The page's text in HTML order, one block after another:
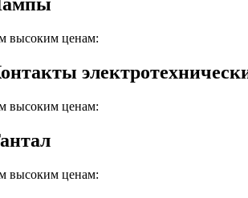
высоким ценам:
высоким ценам:
высоким ценам: